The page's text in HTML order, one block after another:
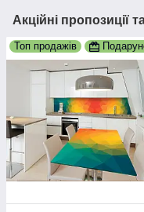
Акційні пропозиції
Топ продажів